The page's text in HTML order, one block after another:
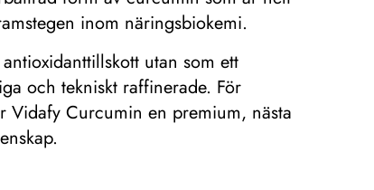
inom näringsbiokemi.
utan som ett
och tekniskt raffinerade. För
Vidafy Curcumin en premium, nästa